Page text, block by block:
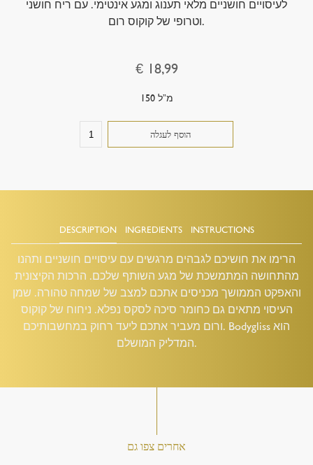
לעיסויים חושניים מלאי תענוג ומגע אינטימי. עם ריח חושני
וטרופי של קוקוס רום.
€ 18,99
150 מ”ל
DESCRIPTION INGREDIENTS INSTRUCTIONS
הרימו את חושיכם לגבהים מרגשים עם עיסויים חושניים ותהנו
מהתחושה המתמשכת של מגע השותף שלכם. הרכות הקיצונית
והאפקט הממושך מכניסים אתכם למצב של שמחה טהורה. שמן
העיסוי מתאים גם כחומר סיכה לסקס נפלא. ניחוח של קוקוס
ורום מעביר אתכם ליעד רחוק במחשבותיכם. Bodygliss הוא
המדליק המושלם.
אחרים צפו גם